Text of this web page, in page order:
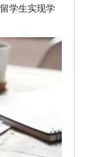
学生实现学